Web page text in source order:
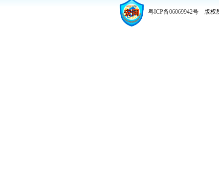
粤ICP备06069942号 版权